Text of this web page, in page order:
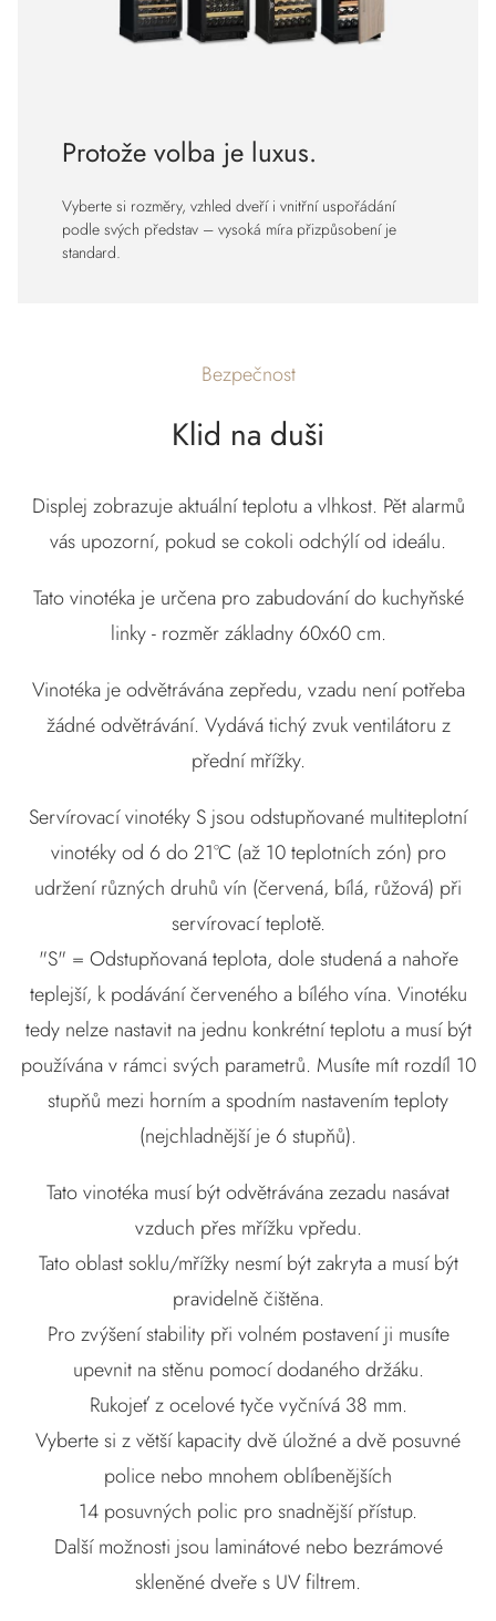
Protože volba je luxus.
Vyberte si rozměry, vzhled dveří i vnitřní uspořádání
podle svých představ – vysoká míra přizpůsobení je
standard.
Bezpečnost
Klid na duši
Displej zobrazuje aktuální teplotu a vlhkost. Pět alarmů
vás upozorní, pokud se cokoli odchýlí od ideálu.
Tato vinotéka je určena pro zabudování do kuchyňské
linky - rozměr základny 60x60 cm.
Vinotéka je odvětrávána zepředu, vzadu není potřeba
žádné odvětrávání. Vydává tichý zvuk ventilátoru z
přední mřížky.
Servírovací vinotéky S jsou odstupňované multiteplotní
vinotéky od 6 do 21°C (až 10 teplotních zón) pro
udržení různých druhů vín (červená, bílá, růžová) při
servírovací teplotě.
"S" = Odstupňovaná teplota, dole studená a nahoře
teplejší, k podávání červeného a bílého vína. Vinotéku
tedy nelze nastavit na jednu konkrétní teplotu a musí být
používána v rámci svých parametrů. Musíte mít rozdíl 10
stupňů mezi horním a spodním nastavením teploty
(nejchladnější je 6 stupňů).
Tato vinotéka musí být odvětrávána zezadu nasávat
vzduch přes mřížku vpředu.
Tato oblast soklu/mřížky nesmí být zakryta a musí být
pravidelně čištěna.
Pro zvýšení stability při volném postavení ji musíte
upevnit na stěnu pomocí dodaného držáku.
Rukojeť z ocelové tyče vyčnívá 38 mm.
Vyberte si z větší kapacity dvě úložné a dvě posuvné
police nebo mnohem oblíbenějších
14 posuvných polic pro snadnější přístup.
Další možnosti jsou laminátové nebo bezrámové
skleněné dveře s UV filtrem.